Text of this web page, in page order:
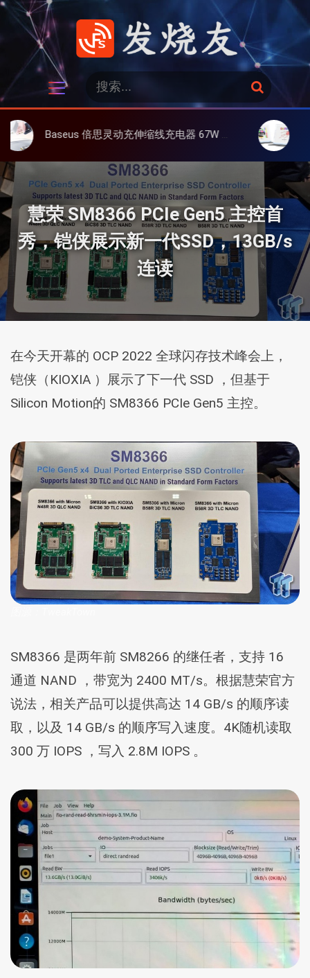
跳
发烧友
：
搜
索
倍思灵动充伸缩线充电器 67W 3C，超耐用可伸缩线、氮化镓、3C多设备同时充 大上 Paperlike
慧荣 SM8366 PCIe Gen5 主控首
秀，铠侠展示新一代SSD，13GB/s
连读
在今天开幕的 OCP 2022 全球闪存技术峰会上，
铠侠（KIOXIA ）展示了下一代 SSD ，但基于
Silicon Motion的 SM8366 PCIe Gen5 主控。
SM8366 是两年前 SM8266 的继任者，支持 16
通道 NAND ，带宽为 2400 MT/s。根据慧荣官方
说法，相关产品可以提供高达 14 GB/s 的顺序读
取，以及 14 GB/s 的顺序写入速度。4K随机读取
300 万 IOPS ，写入 2.8M IOPS 。